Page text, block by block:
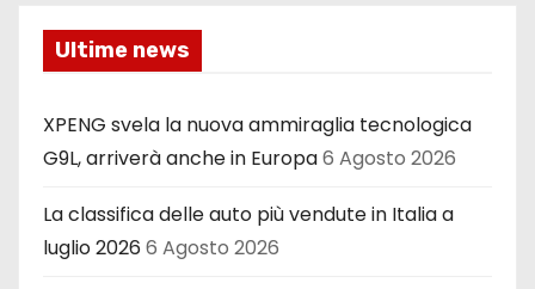
Ultime news
XPENG svela la nuova ammiraglia tecnologica
G9L, arriverà anche in Europa6 Agosto 2026
La classifica delle auto più vendute in Italia a
luglio 2026 6 Agosto 2026